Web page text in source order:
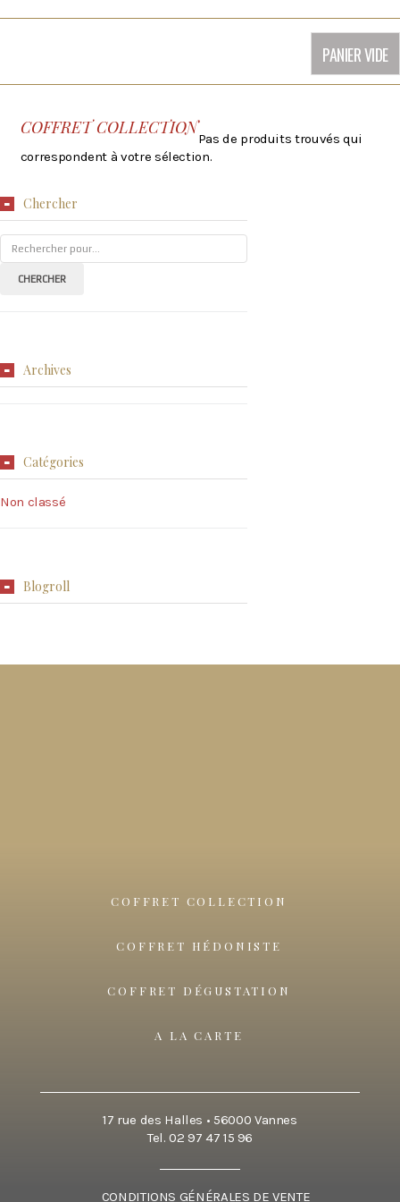
PANIER VIDE
COFFRET COLLECTION
Pas de produits trouvés qui
correspondent à votre sélection.
Chercher
Archives
Catégories
Non classé
Blogroll
COFFRET COLLECTION
COFFRET HÉDONISTE
COFFRET DÉGUSTATION
A LA CARTE
17 rue des Halles • 56000 Vannes
Tel. 02 97 47 15 96
CONDITIONS GÉNÉRALES DE VENTE